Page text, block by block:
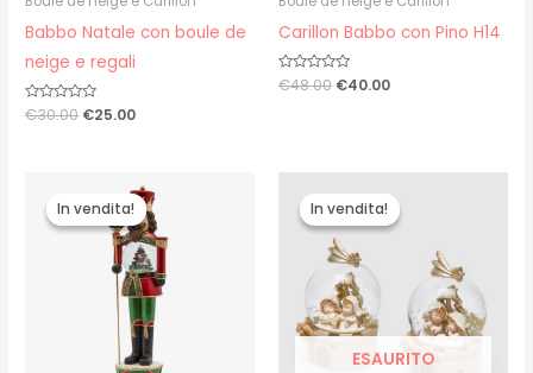
Babbo Natale con boule de
neige e regali
Valutato
0
€30.00 €25.00
Carillon Babbo con Pino H14
Valutato
0
€48.00 €40.00
In vendita!
In vendita!
prezzo
originale
era:
€135.00.
prezzo
attuale
è:
€110.00.
In vendita!
ESAURITO
In vendita!
prezzo
originale
era:
€12.50.
prezzo
attuale
è: